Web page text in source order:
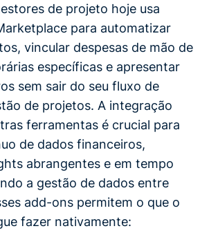
de projeto hoje usa
para automatizar
vincular despesas de mão de
específicas e apresentar
sem sair do seu fluxo de
de projetos. A integração
ferramentas é crucial para
de dados financeiros,
abrangentes e em tempo
a gestão de dados entre
add-ons permitem o que o
fazer nativamente: